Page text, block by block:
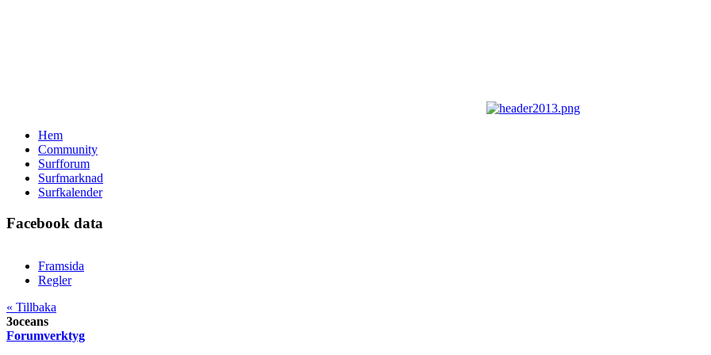
Hem
Community
Surfforum
Surfmarknad
Surfkalender
Facebook data
Framsida
Regler
« Tillbaka
3oceans
Forumverktyg